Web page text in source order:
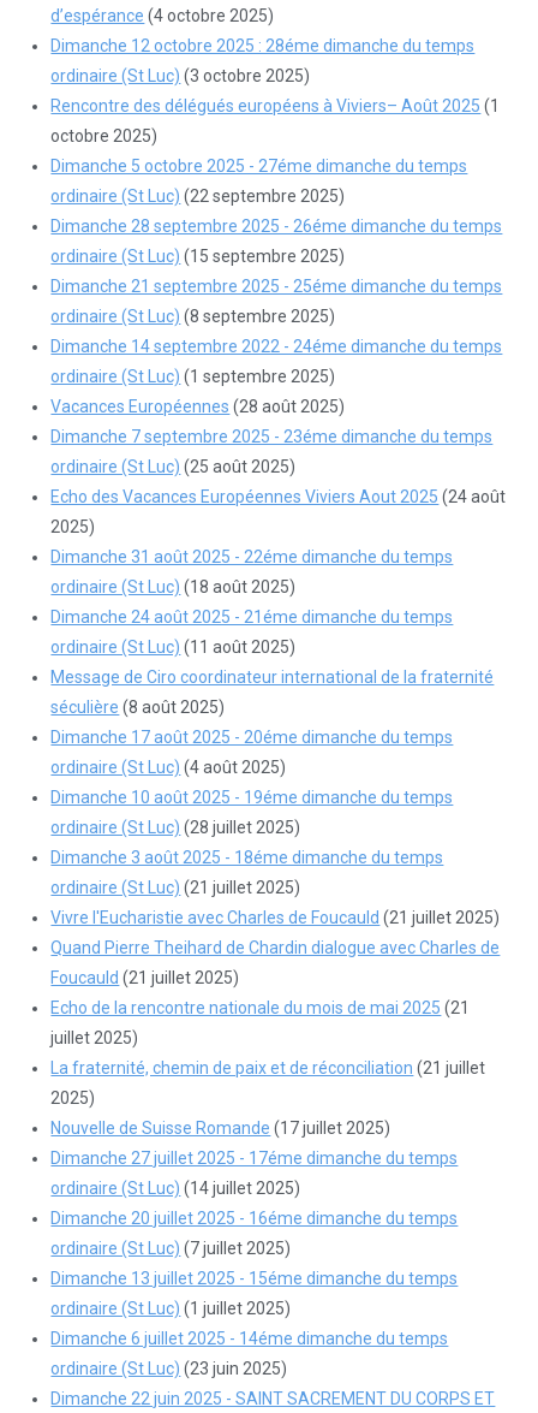
d’espérance (4 octobre 2025)
Dimanche 12 octobre 2025 : 28éme dimanche du temps
ordinaire (St Luc) (3 octobre 2025)
Rencontre des délégués européens à Viviers– Août 2025 (1
octobre 2025)
Dimanche 5 octobre 2025 - 27éme dimanche du temps
ordinaire (St Luc) (22 septembre 2025)
Dimanche 28 septembre 2025 - 26éme dimanche du temps
ordinaire (St Luc) (15 septembre 2025)
Dimanche 21 septembre 2025 - 25éme dimanche du temps
ordinaire (St Luc) (8 septembre 2025)
Dimanche 14 septembre 2022 - 24éme dimanche du temps
ordinaire (St Luc) (1 septembre 2025)
Vacances Européennes (28 août 2025)
Dimanche 7 septembre 2025 - 23éme dimanche du temps
ordinaire (St Luc) (25 août 2025)
Echo des Vacances Européennes Viviers Aout 2025 (24 août
2025)
Dimanche 31 août 2025 - 22éme dimanche du temps
ordinaire (St Luc) (18 août 2025)
Dimanche 24 août 2025 - 21éme dimanche du temps
ordinaire (St Luc) (11 août 2025)
Message de Ciro coordinateur international de la fraternité
séculière (8 août 2025)
Dimanche 17 août 2025 - 20éme dimanche du temps
ordinaire (St Luc) (4 août 2025)
Dimanche 10 août 2025 - 19éme dimanche du temps
ordinaire (St Luc) (28 juillet 2025)
Dimanche 3 août 2025 - 18éme dimanche du temps
ordinaire (St Luc) (21 juillet 2025)
Vivre l'Eucharistie avec Charles de Foucauld (21 juillet 2025)
Quand Pierre Theihard de Chardin dialogue avec Charles de
Foucauld (21 juillet 2025)
Echo de la rencontre nationale du mois de mai 2025 (21
juillet 2025)
La fraternité, chemin de paix et de réconciliation (21 juillet
2025)
Nouvelle de Suisse Romande (17 juillet 2025)
Dimanche 27 juillet 2025 - 17éme dimanche du temps
ordinaire (St Luc) (14 juillet 2025)
Dimanche 20 juillet 2025 - 16éme dimanche du temps
ordinaire (St Luc) (7 juillet 2025)
Dimanche 13 juillet 2025 - 15éme dimanche du temps
ordinaire (St Luc) (1 juillet 2025)
Dimanche 6 juillet 2025 - 14éme dimanche du temps
ordinaire (St Luc) (23 juin 2025)
Dimanche 22 juin 2025 - SAINT SACREMENT DU CORPS ET